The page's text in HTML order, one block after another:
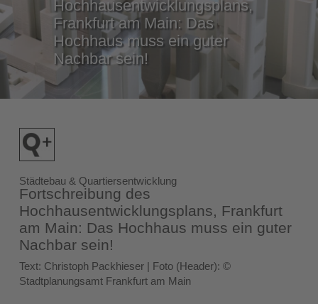
Hochhausentwicklungsplans,
Frankfurt am Main: Das
Hochhaus muss ein guter
Nachbar sein!
Städtebau & Quartiersentwicklung
Fortschreibung des
Hochhausentwicklungsplans, Frankfurt
am Main: Das Hochhaus muss ein guter
Nachbar sein!
Text: Christoph Packhieser | Foto (Header): ©
Stadtplanungsamt Frankfurt am Main